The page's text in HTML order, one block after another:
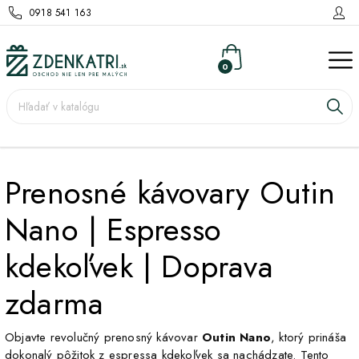
0918 541 163
0
Prenosné kávovary Outin
Nano | Espresso
kdekoľvek | Doprava
zdarma
Objavte revolučný prenosný kávovar Outin Nano, ktorý prináša
dokonalý pôžitok z espressa kdekoľvek sa nachádzate. Tento